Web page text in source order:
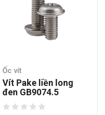
Ốc vít
Vít Pake liền long
đen GB9074.5